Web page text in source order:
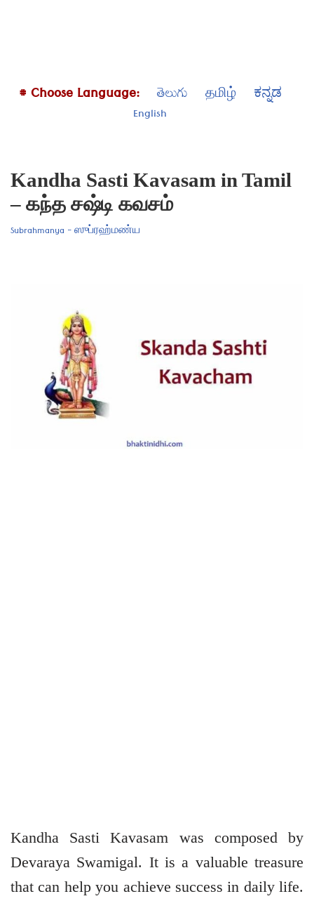
# Choose Language: తెలుగు தமிழ்
ಕನ್ನಡ
English
Kandha Sasti Kavasam in Tamil
– கந்த சஷ்டி கவசம்
Subrahmanya - ஸுப்ரஹ்மண்ய
Kandha Sasti Kavasam was composed by
Devaraya Swamigal. It is a valuable treasure
that can help you achieve success in daily life.